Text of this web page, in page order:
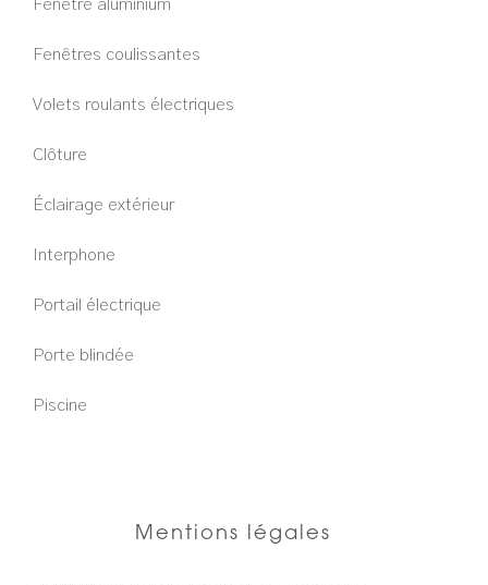
Fenêtre aluminium
Fenêtres coulissantes
Volets roulants électriques
Clôture
Éclairage extérieur
Interphone
Portail électrique
Porte blindée
Piscine
Mentions légales